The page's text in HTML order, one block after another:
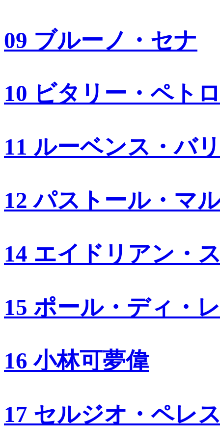
09 ブルーノ・セナ
10 ビタリー・ペト
11 ルーベンス・バ
12 パストール・マ
14 エイドリアン・
15 ポール・ディ・
16 小林可夢偉
17 セルジオ・ペレ